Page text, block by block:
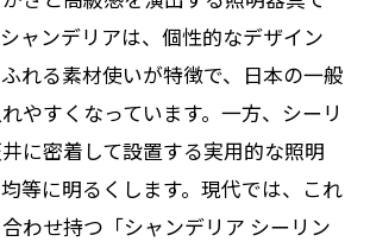
ャンデリアは、個性的なデザイン
れる素材使いが特徴で、日本の一般
やすくなっています。一方、シーリ
に密着して設置する実用的な照明
等に明るくします。現代では、これ
わせ持つ「シャンデリア シーリン